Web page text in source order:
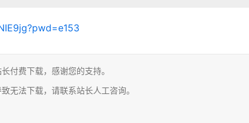
付费下载，感谢您的支持。
无法下载，请联系站长人工咨询。